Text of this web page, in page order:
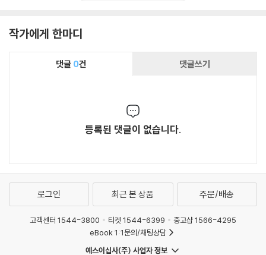
작가에게 한마디
댓글 0건 댓글쓰기
등록된 댓글이 없습니다.
로그인 최근 본 상품 주문/배송
고객센터 1544-3800 티켓 1544-6399
중고샵 1566-4295
eBook 1:1문의/채팅상담
예스이십사(주) 사업자 정보